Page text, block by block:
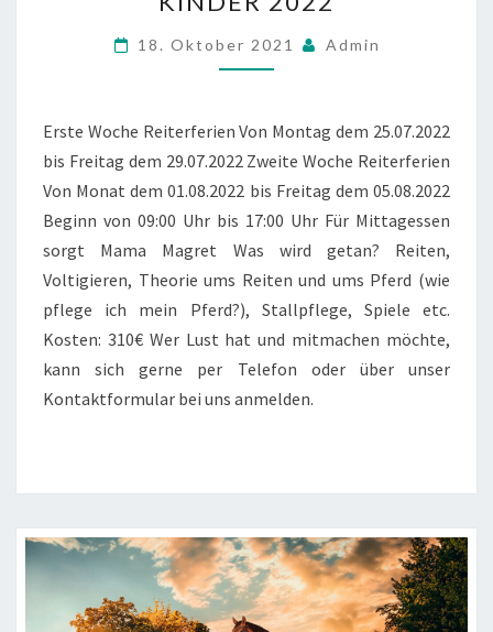
KINDER
2022
18. Oktober 2021 Admin
Erste Woche Reiterferien Von Montag dem 25.07.2022
bis Freitag dem 29.07.2022 Zweite Woche Reiterferien
Von Monat dem 01.08.2022 bis Freitag dem 05.08.2022
Beginn von 09:00 Uhr bis 17:00 Uhr Für Mittagessen
sorgt Mama Magret Was wird getan? Reiten,
Voltigieren, Theorie ums Reiten und ums Pferd (wie
pflege ich mein Pferd?), Stallpflege, Spiele etc.
Kosten: 310€ Wer Lust hat und mitmachen möchte,
kann sich gerne per Telefon oder über unser
Kontaktformular bei uns anmelden.